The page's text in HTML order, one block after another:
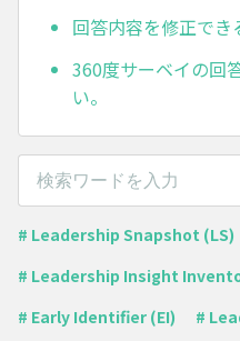
回答内容を修正でき
360度サーベイの回
い。
# Leadership Snapshot (LS)
# Leadership Insight
# Early Identifier (EI)
#